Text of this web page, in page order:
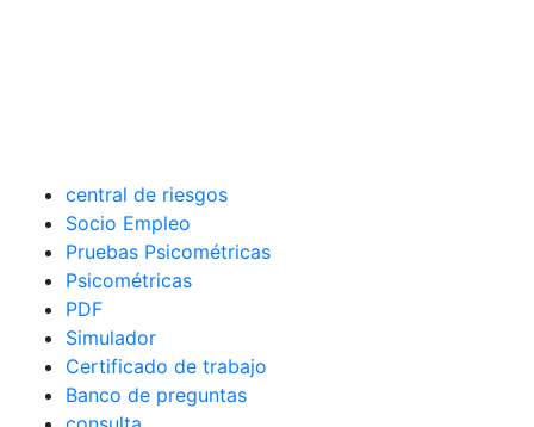
central de riesgos
Socio Empleo
Pruebas Psicométricas
Psicométricas
PDF
Simulador
Certificado de trabajo
Banco de preguntas